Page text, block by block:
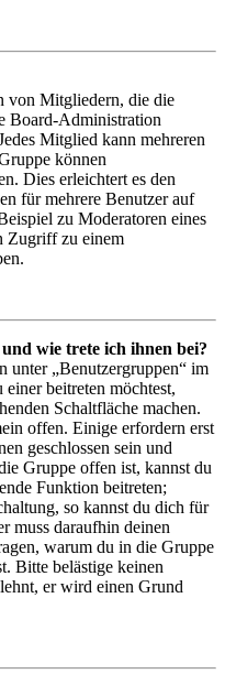
von Mitgliedern, die die
Board-Administration
Mitglied kann mehreren
können
Dies erleichtert es den
für mehrere Benutzer auf
zu Moderatoren eines
Zugriff zu einem
wie trete ich ihnen bei?
unter „Benutzergruppen“ im
beitreten möchtest,
Schaltfläche machen.
offen. Einige erfordern erst
geschlossen sein und
Gruppe offen ist, kannst du
Funktion beitreten;
so kannst du dich für
muss daraufhin deinen
warum du in die Gruppe
Bitte belästige keinen
er wird einen Grund